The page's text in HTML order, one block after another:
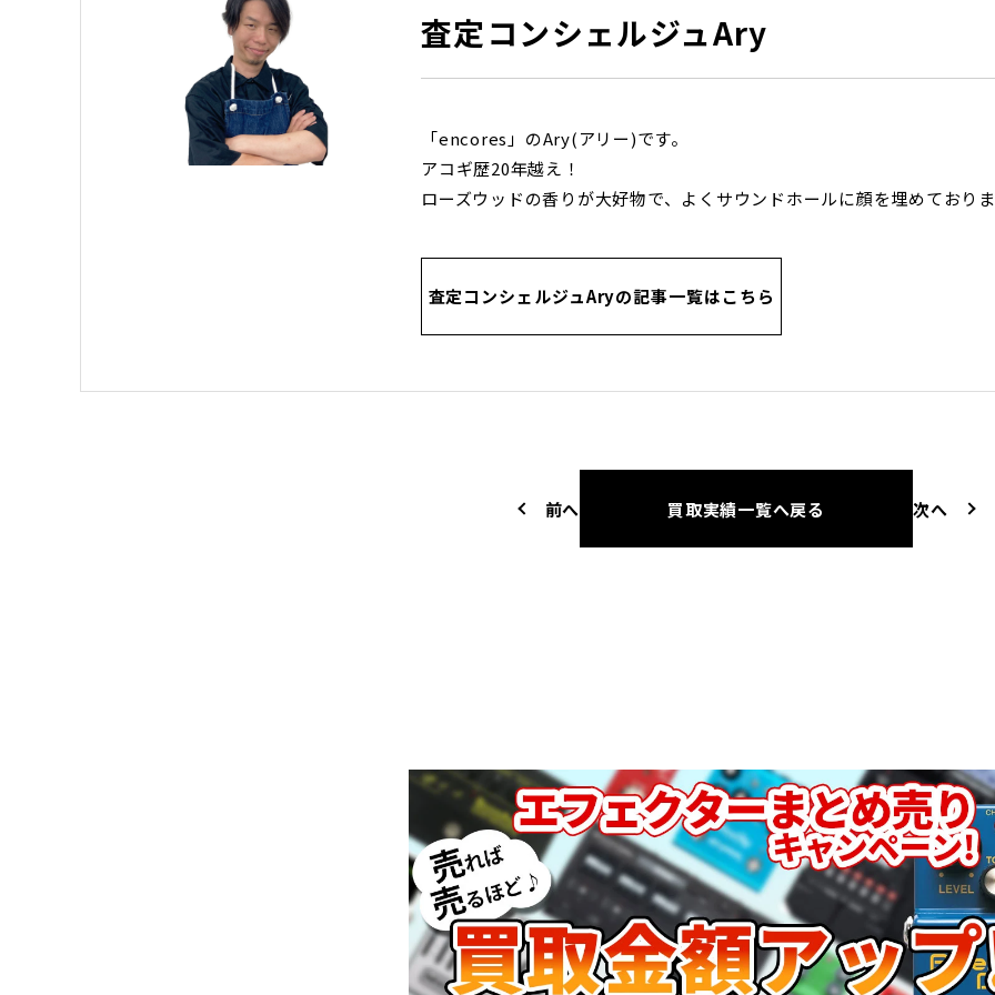
査定コンシェルジュAry
「encores」のAry(アリー)です。
アコギ歴20年越え！
ローズウッドの香りが大好物で、よくサウンドホールに顔を埋めており
査定コンシェルジュAryの記事一覧はこちら
前へ 買取実績一覧へ戻る 次へ